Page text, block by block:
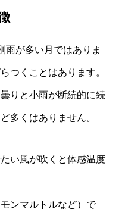
雨が多い月ではありま
つくことはあります。
りと小雨が断続的に続
多くはありません。
い風が吹くと体感温度
ンマルトルなど）で